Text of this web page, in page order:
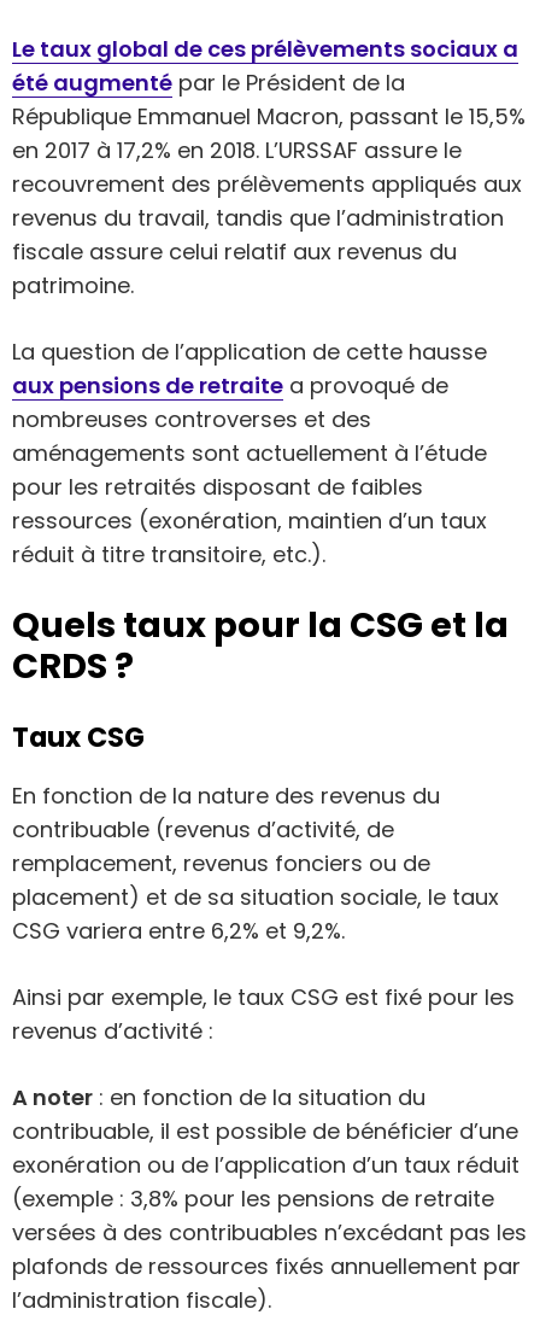
Le taux global de ces prélèvements sociaux a
été augmenté par le Président de la
République Emmanuel Macron, passant le 15,5%
en 2017 à 17,2% en 2018. L’URSSAF assure le
recouvrement des prélèvements appliqués aux
revenus du travail, tandis que l’administration
fiscale assure celui relatif aux revenus du
patrimoine.
La question de l’application de cette hausse
aux pensions de retraite a provoqué de
nombreuses controverses et des
aménagements sont actuellement à l’étude
pour les retraités disposant de faibles
ressources (exonération, maintien d’un taux
réduit à titre transitoire, etc.).
Quels taux pour la CSG et la
CRDS ?
Taux CSG
En fonction de la nature des revenus du
contribuable (revenus d’activité, de
remplacement, revenus fonciers ou de
placement) et de sa situation sociale, le taux
CSG variera entre 6,2% et 9,2%.
Ainsi par exemple, le taux CSG est fixé pour les
revenus d’activité :
A noter : en fonction de la situation du
contribuable, il est possible de bénéficier d’une
exonération ou de l’application d’un taux réduit
(exemple : 3,8% pour les pensions de retraite
versées à des contribuables n’excédant pas les
plafonds de ressources fixés annuellement par
l’administration fiscale).